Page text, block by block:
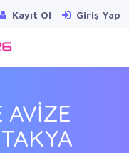
Kayıt Ol Giriş Yap
AVİZE